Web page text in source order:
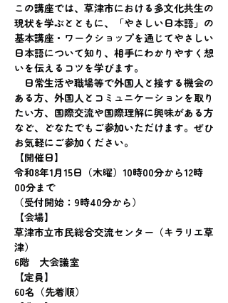
この講座では、草津市における多文化共生の
現状を学ぶとともに、「やさしい日本語」の
基本講座・ワークショップを通じてやさしい
日本語について知り、相手にわかりやすく想
いを伝えるコツを学びます。
日常生活や職場等で外国人と接する機会の
ある方、外国人とコミュニケーションを取り
たい方、国際交流や国際理解に興味がある方
など、どなたでもご参加いただけます。ぜひ
お気軽にご参加ください。
【開催日】
令和8年1月15日（木曜）10時00分から12時
00分まで
（受付開始：9時40分から）
【会場】
草津市立市民総合交流センター（キラリエ草
津）
6階　大会議室
【定員】
60名（先着順）